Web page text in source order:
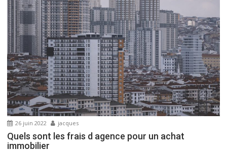
26 juin 2022 jacques
Quels sont les frais d agence pour un achat
immobilier